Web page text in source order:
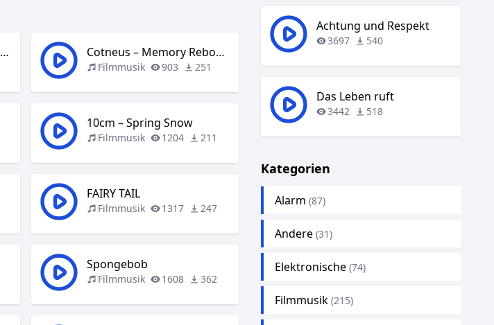
Gott muss ein Arschloch sein Cotneus – Memory Rebooted
Filmmusik 903 251
10cm – Spring Snow
Filmmusik 1204 211
FAIRY TAIL
Filmmusik 1317 247
Spongebob
Filmmusik 1608 362
Achtung und Respekt
3697 540
Das Leben ruft
3442 518
Kategorien
Alarm (87)
Andere (31)
Elektronische (74)
Filmmusik (215)